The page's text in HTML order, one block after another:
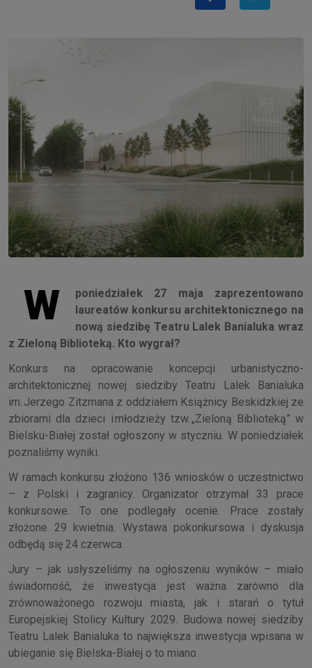
W
poniedziałek 27 maja zaprezentowano
laureatów konkursu architektonicznego na
nową siedzibę Teatru Lalek Banialuka wraz
z Zieloną Biblioteką. Kto wygrał?
Konkurs na opracowanie koncepcji urbanistyczno-
architektonicznej nowej siedziby Teatru Lalek Banialuka
im. Jerzego Zitzmana z oddziałem Książnicy Beskidzkiej ze
zbiorami dla dzieci i młodzieży tzw. „Zieloną Biblioteką” w
Bielsku-Białej został ogłoszony w styczniu. W poniedziałek
poznaliśmy wyniki.
W ramach konkursu złożono 136 wniosków o uczestnictwo
– z Polski i zagranicy. Organizator otrzymał 33 prace
konkursowe. To one podlegały ocenie. Prace zostały
złożone 29 kwietnia. Wystawa pokonkursowa i dyskusja
odbędą się 24 czerwca.
Jury – jak usłyszeliśmy na ogłoszeniu wyników – miało
świadomość, że inwestycja jest ważna zarówno dla
zrównoważonego rozwoju miasta, jak i starań o tytuł
Europejskiej Stolicy Kultury 2029. Budowa nowej siedziby
Teatru Lalek Banialuka to największa inwestycja wpisana w
ubieganie się Bielska-Białej o to miano.